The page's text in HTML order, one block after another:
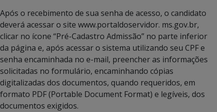
Após o recebimento de sua senha de acesso, o candidato
deverá acessar o site www.portaldoservidor. ms.gov.br,
clicar no ícone “Pré-Cadastro Admissão” no parte inferior
da página e, após acessar o sistema utilizando seu CPF e
senha encaminhada no e-mail, preencher as informações
solicitadas no formulário, encaminhando cópias
digitalizadas dos documentos, quando requeridos, em
formato PDF (Portable Document Format) e legíveis, dos
documentos exigidos.